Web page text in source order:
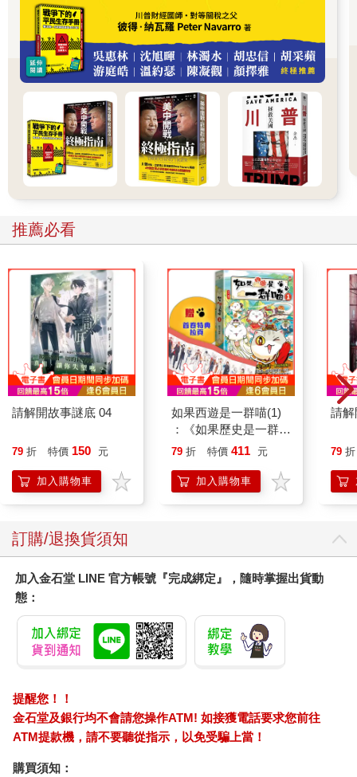
說了些什麼？
縱觀多事之年的2020，美國經歷了什麼，世介面臨著什麼？
美東當地時間2020年6月14日，美國第四十五任總統唐納川普，
在白宮官邸，度過了他七十四歲的生日。就在前一天，總統出席
西點軍校畢業典禮暨建校兩百四十五周年慶典。過程中，因為頻
頻回禮六百次，端不穩水杯，碎步下臺。總統被媒體質疑身體有
恙。
其時，總統抬頭看了看天空：「明天也正好是我的生日，這難道
是上天的意思？」
然而在敗選四年之後，一聲槍響，又把川普推置到世界的矚目之
上。
停鍵。
川普若突圍獲勝，憑著他那三寸不爛之舌，或成調停第一人選。
這未必，不是上天的意思。
推薦必看
請解開故事謎底 04
79 折 特價 150 元
加入購物車
如果西遊是一群喵(1)
：《如果歷史是一群
喵》作者最新力作，附
79 折 特價 411 元
加入購物車
請解
79 折
訂購/退換貨須知
加入金石堂 LINE 官方帳號『完成綁定』，隨時掌握出貨動
態：
提醒您！！
金石堂及銀行均不會請您操作ATM! 如接獲電話要求您前往
ATM提款機，請不要聽從指示，以免受騙上當！
購買須知：